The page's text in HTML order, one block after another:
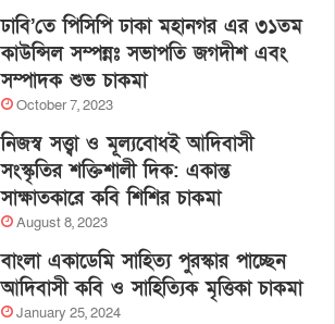
ঢাবি’তে পিসিপি ঢাকা মহানগর এর ৩১তম
কাউন্সিল সম্পন্নঃ সভাপতি জগদীশ এবং
সম্পাদক শুভ চাকমা
October 7, 2023
নিজস্ব সত্ত্বা ও মূল্যবোধই আদিবাসী
সংস্কৃতির শক্তিশালী দিক: একান্ত
সাক্ষাতকারে কবি শিশির চাকমা
August 8, 2023
বাংলা একাডেমি সাহিত্য পুরস্কার পাচ্ছেন
আদিবাসী কবি ও সাহিত্যিক মৃত্তিকা চাকমা
January 25, 2024